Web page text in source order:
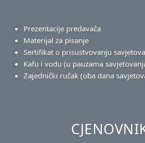
Prezentacije predavača
Materijal za pisanje
Sertifikat o prisustvovanju
Kafu i vodu (u pauzama
Zajednički ručak (oba dana